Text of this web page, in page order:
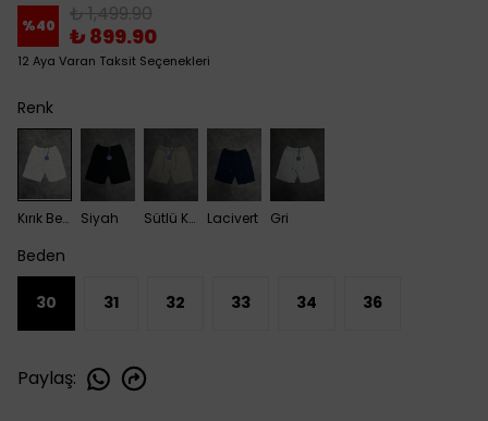
%40 ₺ 1,499.90
₺ 899.90
12 Aya Varan Taksit Seçenekleri
Renk
Kırık Beyaz Siyah Sütlü Kahve Lacivert Gri
Beden
30 31 32 33 34 36
Paylaş: